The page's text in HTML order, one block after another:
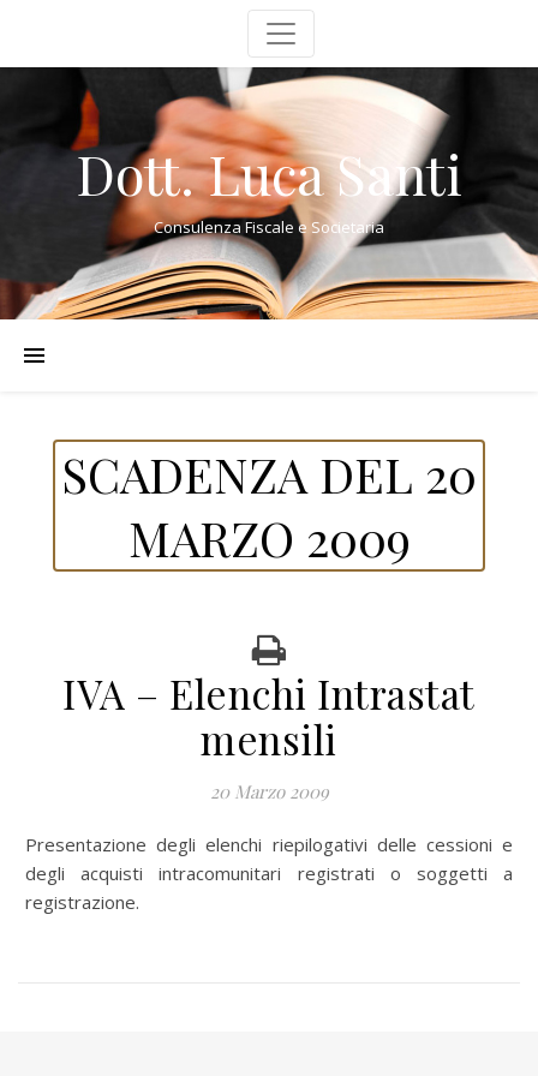
Dott. Luca Santi
Consulenza Fiscale e Societaria
SCADENZA DEL 20
MARZO 2009
IVA – Elenchi Intrastat
mensili
20 Marzo 2009
Presentazione degli elenchi riepilogativi delle cessioni e
degli acquisti intracomunitari registrati o soggetti a
registrazione.